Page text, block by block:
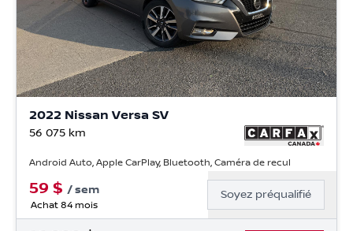
2022 Nissan Versa SV
56 075 km
Android Auto, Apple CarPlay, Bluetooth, Caméra de recul
59 $ /sem
Achat 84 mois
Soyez préqualifié